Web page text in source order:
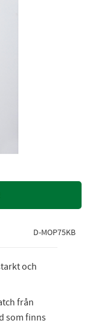
D-MOP75KB
och
från
som finns